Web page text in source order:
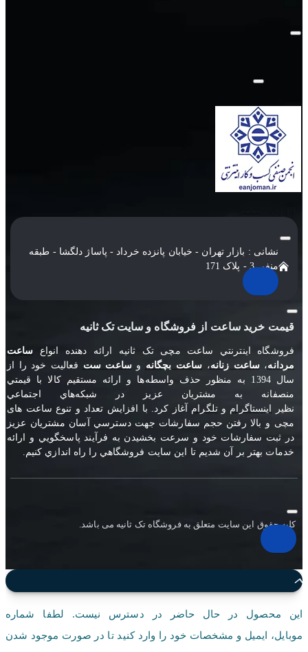
نشانی : بازار تهران - خیابان پانزده خرداد - پاساژ دلگشا - طبقه
منفی 3 - پلاک 171
قیمت خرید ساعت از فروشگاه و سایت تک ثانیه
فروشگاه اينترنتي ساعت مچی تک ثانيه ارائه دهنده انواع ساعت
مردانه،ساعت زنانه، ساعت بچگانه وساعت ست فعاليت خود را از
سال 1394 به منظور حذف واسطه‌ها و ارائه مستقيم کالا با قيمتي
منصفانه به مشتريان عزيز در شبکه‌هاي اجتماعي
نظير
اينستاگرام وتلگرام آغاز کرد. با افزايش تعداد و تنوع ساعت های
مچی و بالا رفتن حجم سفارشات جهت دسترسي آسان مشتريان عزيز
در ثبت سفارشات خود و سرعت بخشيدن به فرآيند پاسخگويي و ارائه
خدمات بهتر بر آن شديم تا اين سايت فروشگاهي را راه اندازي کنيم.
کلیه حقوق این سایت متعلق به فروشگاه تک ثانیه می باشد.
این محصول در حال حاضر در دسترس نیست. لطفا شماره
موبایل، ایمیل و مشخصات خود را وارد کنید تا در صورت موجود شدن